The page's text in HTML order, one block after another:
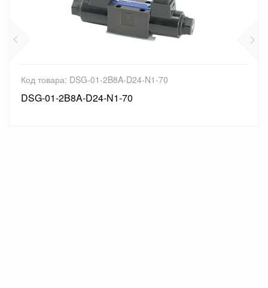
Код товара: DSG-01-2B8A-D24-N1-70
DSG-01-2B8A-D24-N1-70